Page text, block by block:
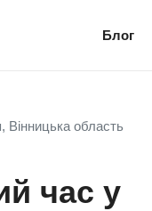
Блог
Вінницька область
час у